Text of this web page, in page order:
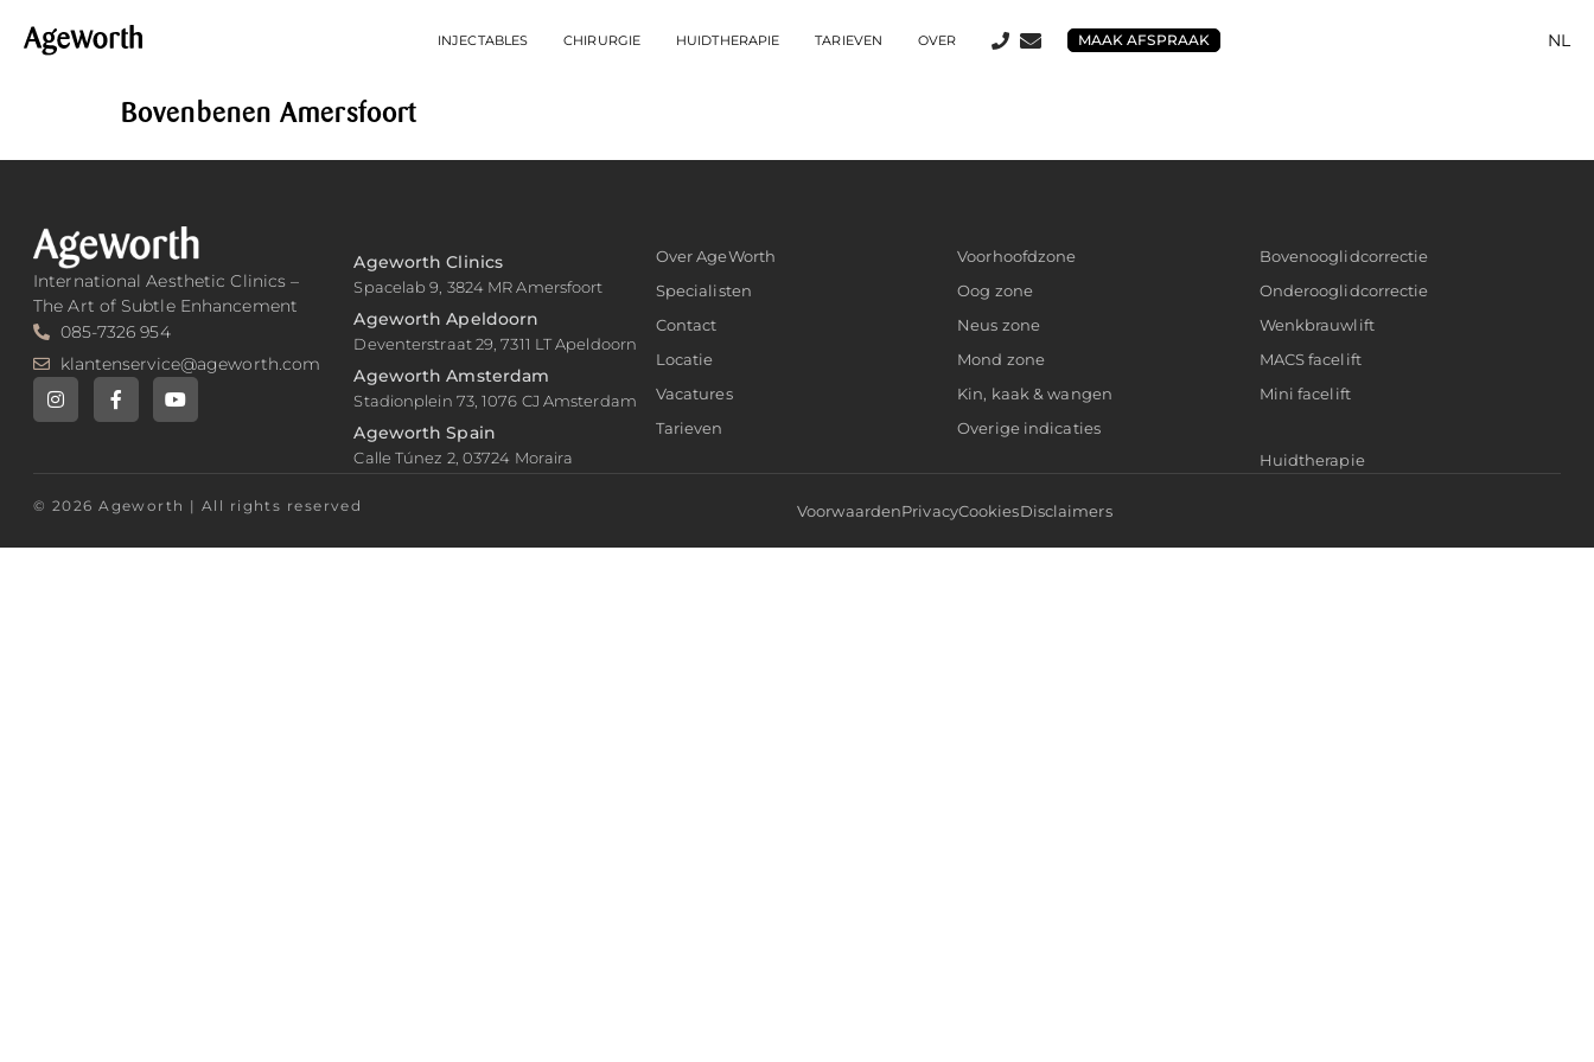
INJECTABLES CHIRURGIE HUIDTHERAPIE TARIEVEN OVER MAAK AFSPRAAK NL
Bovenbenen Amersfoort
International Aesthetic Clinics –
The Art of Subtle Enhancement
085-7326 954
klantenservice@ageworth.com
Ageworth Clinics
Spacelab 9, 3824 MR Amersfoort
Ageworth Apeldoorn
Deventerstraat 29, 7311 LT Apeldoorn
Ageworth Amsterdam
Stadionplein 73, 1076 CJ Amsterdam
Ageworth Spain
Calle Túnez 2, 03724 Moraira
Over AgeWorth
Specialisten
Contact
Locatie
Vacatures
Tarieven
Voorhoofdzone
Oog zone
Neus zone
Mond zone
Kin, kaak & wangen
Overige indicaties
Bovenooglidcorrectie
Onderooglidcorrectie
Wenkbrauwlift
MACS facelift
Mini facelift
Huidtherapie
© 2026 Ageworth | All rights reserved VoorwaardenPrivacyCookiesDisclaimers